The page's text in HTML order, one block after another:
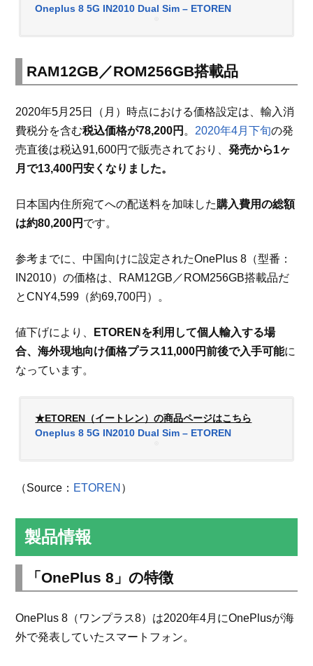
Oneplus 8 5G IN2010 Dual Sim – ETOREN
RAM12GB／ROM256GB搭載品
2020年5月25日（月）時点における価格設定は、輸入消
費税分を含む税込価格が78,200円 。 2020年4月下旬の発
売直後は税込91,600円で販売されており、発売から1ヶ
月で13,400円安くなりました。
日本国内住所宛てへの配送料を加味した購入費用の総額
は約80,200円 です。
参考までに、中国向けに設定されたOnePlus 8（型番：
IN2010）の価格は、RAM12GB／ROM256GB搭載品だ
とCNY4,599（約69,700円）。
値下げにより、
ETORENを利用して個人輸入する場
合、海外現地向け価格プラス11,000円前後で入手可能に
なっています。
★ETOREN（イートレン）の商品ページはこちら
Oneplus 8 5G IN2010 Dual Sim – ETOREN
（Source： ETOREN ）
製品情報
「OnePlus 8」の特徴
OnePlus 8（ワンプラス8）は2020年4月にOnePlusが海
外で発表していたスマートフォン。